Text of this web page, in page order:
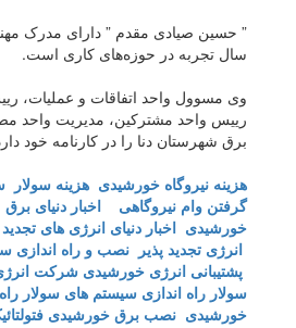
سال تجربه در حوزه‌های کاری است.
وی مسوول واحد اتفاقات و عملیات،
رییس واحد مشترکین، مدیریت واحد
برق شهرستان دنا را در کارنامه خود
هزینه نیروگاه خورشیدی هزینه سولار
گرفتن وام نیروگاهی
اخبار دنیای برق
خورشیدی اخبار دنیای انرژی های تجدید
انرژی تجدید پذیر نصب و راه اندازی
پشتیبانی انرژی خورشیدی شرکت
سولار راه اندازی سیستم های سولار
خورشیدی نصب برق خورشیدی